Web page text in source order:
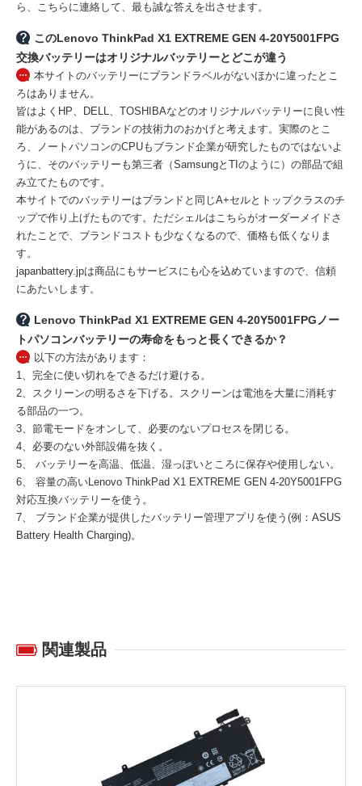
ら、こちらに連絡して、最も誠な答えを出させます。
このLenovo ThinkPad X1 EXTREME GEN 4-20Y5001FPG
交換バッテリーはオリジナルバッテリーとどこが違う
本サイトのバッテリーにブランドラベルがないほかに違ったとこ
ろはありません。
皆はよくHP、DELL、TOSHIBAなどのオリジナルバッテリーに良い性
能があるのは、ブランドの技術力のおかげと考えます。実際のとこ
ろ、ノートパソコンのCPUもブランド企業が研究したものではないよ
うに、そのバッテリーも第三者（SamsungとTIのように）の部品で組
み立てたものです。
本サイトでのバッテリーはブランドと同じA+セルとトップクラスのチ
ップで作り上げたものです。ただシェルはこちらがオーダーメイドさ
れたことで、ブランドコストも少なくなるので、価格も低くなりま
す。
japanbattery.jpは商品にもサービスにも心を込めていますので、信頼
にあたいします。
Lenovo ThinkPad X1 EXTREME GEN 4-20Y5001FPGノー
トパソコンバッテリーの寿命をもっと長くできるか？
以下の方法があります：
1、完全に使い切れをできるだけ避ける。
2、スクリーンの明るさを下げる。スクリーンは電池を大量に消耗す
る部品の一つ。
3、節電モードをオンして、必要のないプロセスを閉じる。
4、必要のない外部設備を抜く。
5、 バッテリーを高温、低温、湿っぽいところに保存や使用しない。
6、 容量の高いLenovo ThinkPad X1 EXTREME GEN 4-20Y5001FPG
対応互換バッテリーを使う。
7、 ブランド企業が提供したバッテリー管理アプリを使う(例：ASUS
Battery Health Charging)。
関連製品